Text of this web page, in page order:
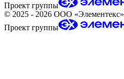
Проект группы
© 2025 - 2026 ООО «Элементекс»
Проект группы